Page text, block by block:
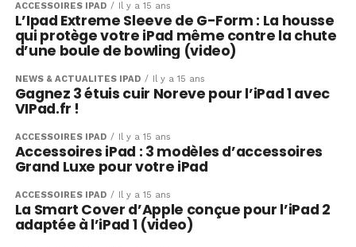
ACCESSOIRES IPAD Il y a 15 ans
L’Ipad Extreme Sleeve de G-Form : La housse
qui protège votre iPad même contre la chute
d’une boule de bowling (video)
NEWS & ACTUALITÉS IPAD Il y a 15 ans
Gagnez 3 étuis cuir Noreve pour l’iPad 1 avec
VIPad.fr !
ACCESSOIRES IPAD Il y a 15 ans
Accessoires iPad : 3 modèles d’accessoires
Grand Luxe pour votre iPad
ACCESSOIRES IPAD Il y a 15 ans
La Smart Cover d’Apple conçue pour l’iPad 2
adaptée à l’iPad 1 (video)